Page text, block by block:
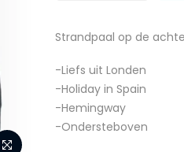
Strandpaal op de
-Liefs uit Londen
-Holiday in Spain
-Hemingway
-Ondersteboven